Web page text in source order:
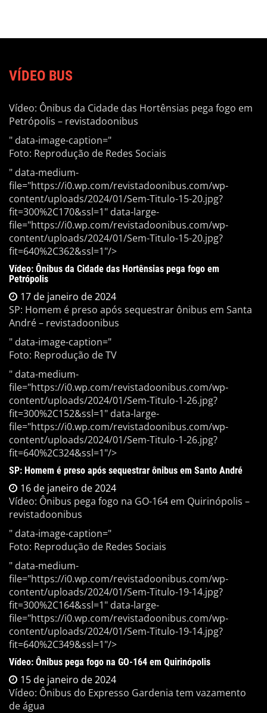
VÍDEO BUS
Vídeo: Ônibus da Cidade das Hortênsias pega fogo em
Petrópolis – revistadoonibus
" data-image-caption="
Foto: Reprodução de Redes Sociais
" data-medium-
file="https://i0.wp.com/revistadoonibus.com/wp-
content/uploads/2024/01/Sem-Titulo-15-20.jpg?
fit=300%2C170&ssl=1" data-large-
file="https://i0.wp.com/revistadoonibus.com/wp-
content/uploads/2024/01/Sem-Titulo-15-20.jpg?
fit=640%2C362&ssl=1"/>
Vídeo: Ônibus da Cidade das Hortênsias pega fogo em
Petrópolis
17 de janeiro de 2024
SP: Homem é preso após sequestrar ônibus em Santa
André – revistadoonibus
" data-image-caption="
Foto: Reprodução de TV
" data-medium-
file="https://i0.wp.com/revistadoonibus.com/wp-
content/uploads/2024/01/Sem-Titulo-1-26.jpg?
fit=300%2C152&ssl=1" data-large-
file="https://i0.wp.com/revistadoonibus.com/wp-
content/uploads/2024/01/Sem-Titulo-1-26.jpg?
fit=640%2C324&ssl=1"/>
SP: Homem é preso após sequestrar ônibus em Santo André
16 de janeiro de 2024
Vídeo: Ônibus pega fogo na GO-164 em Quirinópolis –
revistadoonibus
" data-image-caption="
Foto: Reprodução de Redes Sociais
" data-medium-
file="https://i0.wp.com/revistadoonibus.com/wp-
content/uploads/2024/01/Sem-Titulo-19-14.jpg?
fit=300%2C164&ssl=1" data-large-
file="https://i0.wp.com/revistadoonibus.com/wp-
content/uploads/2024/01/Sem-Titulo-19-14.jpg?
fit=640%2C349&ssl=1"/>
Vídeo: Ônibus pega fogo na GO-164 em Quirinópolis
15 de janeiro de 2024
Vídeo: Ônibus do Expresso Gardenia tem vazamento
de água